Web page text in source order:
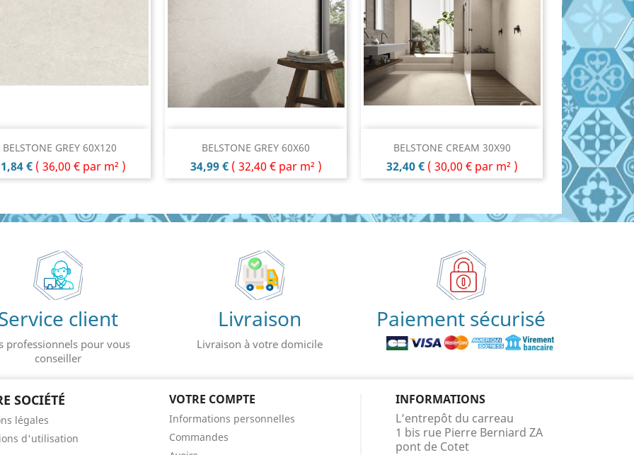
BELSTONE GREY 60X120
€ ( 36,00 € par m² )
Aperçu rapide BELSTONE GREY 60X60
Prix
34,99 € ( 32,40 € par m² )
Aperçu rapide BELSTONE CREAM 30X90
Prix
32,40 € ( 30,00 € par m² )
Aperçu rapide
client
professionnels pour vous
conseiller
Livraison
Livraison à votre domicile
Paiement sécurisé
SOCIÉTÉ
légales
d'utilisation
VOTRE COMPTE
Informations personnelles
Commandes
INFORMATIONS
L’entrepôt du carreau
1 bis rue Pierre Berniard ZA
pont de Cotet